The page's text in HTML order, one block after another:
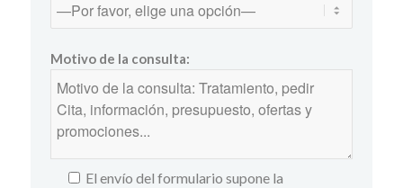
Motivo de la consulta:
El envío del formulario supone la